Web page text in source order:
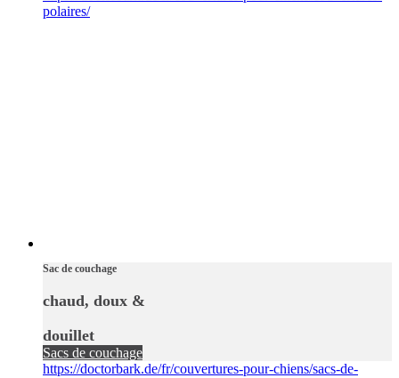
polaires/
Sac de couchage
chaud, doux &
douillet
Sacs de couchage
https://doctorbark.de/fr/couvertures-pour-chiens/sacs-de-